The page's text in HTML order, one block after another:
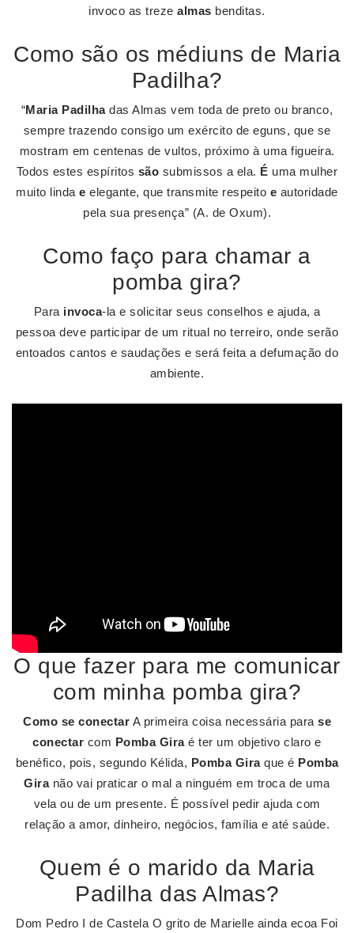
invoco as trezealmas benditas.
Como são os médiuns de Maria
Padilha?
“Maria Padilhadas Almas vem toda de preto ou branco,
sempre trazendo consigo um exército de eguns, que se
mostram em centenas de vultos, próximo à uma figueira.
Todos estes espíritos são submissos a ela. É uma mulher
muito lindae elegante, que transmite respeito e autoridade
pela sua presença” (A. de Oxum).
Como faço para chamar a
pomba gira?
Para invoca-la e solicitar seus conselhos e ajuda, a
pessoa deve participar de um ritual no terreiro, onde serão
entoados cantos e saudações e será feita a defumação do
ambiente.
O que fazer para me comunicar
com minha pomba gira?
Como se conectar A primeira coisa necessária para se
conectar com Pomba Giraé ter um objetivo claro e
benéfico, pois, segundo Kélida, Pomba Giraque é Pomba
Giranão vai praticar o mal a ninguém em troca de uma
vela ou de um presente. É possível pedir ajuda com
relação a amor, dinheiro, negócios, família e até saúde.
Quem é o marido da Maria
Padilha das Almas?
Dom Pedro I de Castela O grito de Marielle ainda ecoa Foi